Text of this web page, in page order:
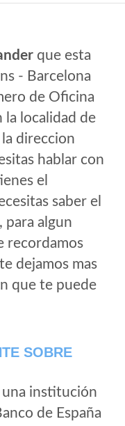
que esta
- Barcelona
de Oficina
la localidad de
direccion
hablar con
el
saber el
para algun
recordamos
dejamos mas
que te puede
SOBRE
una institución
de España